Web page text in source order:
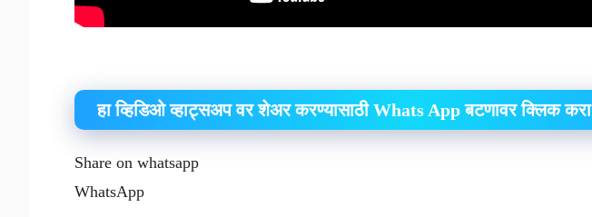
हा व्हिडिओ व्हाट्सअप वर शेअर करण्यासाठी Whats App बटणावर क्लिक करा
Share on whatsapp
WhatsApp